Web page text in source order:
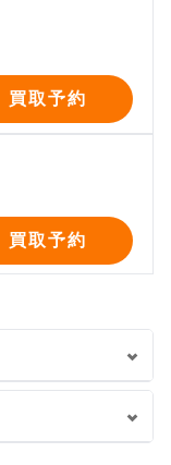
買取予約
買取予約